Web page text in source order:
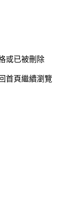
或已被刪除
首頁繼續瀏覽